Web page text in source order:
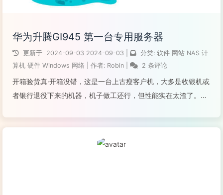
华为升腾GI945 第一台专用服务器
更新于 2024-09-03 2024-09-03 分类: 软件 网站 NAS 计
算机 硬件 Windows 网络 作者: Robin 2 条评论
开箱验货真·开箱没错，这是一台上古瘦客户机，大多是收银机或
者银行退役下来的机器，机子做工还行，但性能实在太渣了。主